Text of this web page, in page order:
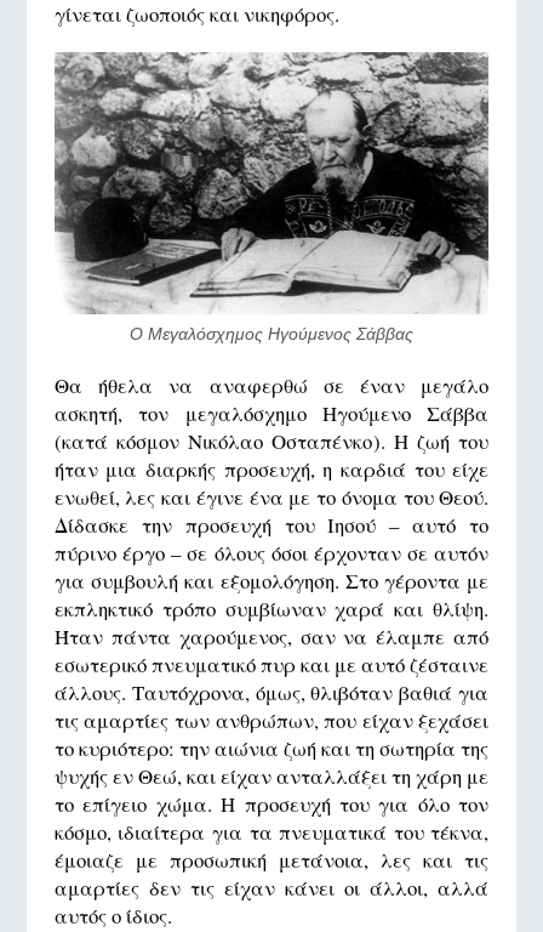
γίνεται ζωοποιός και νικηφόρος.
Ο Μεγαλόσχημος Ηγούμενος Σάββας
Θα ήθελα να αναφερθώ σε έναν μεγάλο
ασκητή, τον μεγαλόσχημο Ηγούμενο Σάββα
(κατά κόσμον Νικόλαο Οσταπένκο). Η ζωή του
ήταν μια διαρκής προσευχή, η καρδιά του είχε
ενωθεί, λες και έγινε ένα με το όνομα του Θεού.
Δίδασκε την προσευχή του Ιησού – αυτό το
πύρινο έργο – σε όλους όσοι έρχονταν σε αυτόν
για συμβουλή και εξομολόγηση. Στο γέροντα με
εκπληκτικό τρόπο συμβίωναν χαρά και θλίψη.
Ήταν πάντα χαρούμενος, σαν να έλαμπε από
εσωτερικό πνευματικό πυρ και με αυτό ζέσταινε
άλλους. Ταυτόχρονα, όμως, θλιβόταν βαθιά για
τις αμαρτίες των ανθρώπων, που είχαν ξεχάσει
το κυριότερο: την αιώνια ζωή και τη σωτηρία της
ψυχής εν Θεώ, και είχαν ανταλλάξει τη χάρη με
το επίγειο χώμα. Η προσευχή του για όλο τον
κόσμο, ιδιαίτερα για τα πνευματικά του τέκνα,
έμοιαζε με προσωπική μετάνοια, λες και τις
αμαρτίες δεν τις είχαν κάνει οι άλλοι, αλλά
αυτός ο ίδιος.